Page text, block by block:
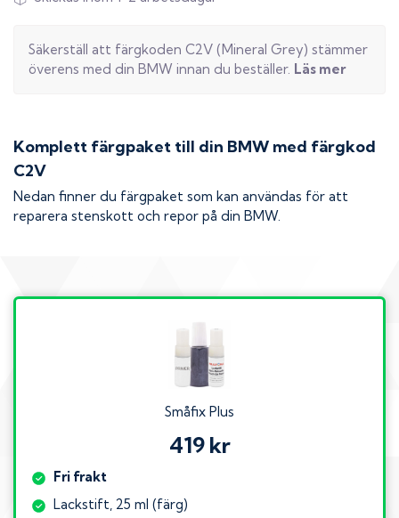
Säkerställ att färgkoden C2V (Mineral Grey) stämmer
överens med din BMW innan du beställer. Läs mer
Komplett färgpaket till din BMW med färgkod
C2V
Nedan finner du färgpaket som kan användas för att
reparera stenskott och repor på din BMW.
Småfix Plus
419 kr
Fri frakt
Lackstift, 25 ml (färg)